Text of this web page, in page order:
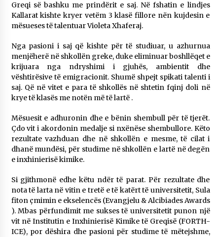
Greqi së bashku me prindërit e saj. Në fshatin e lindjes
Kallarat kishte kryer vetëm 3 klasë fillore nën kujdesin e
mësueses të talentuar Violeta Xhaferaj.
Nga pasioni i saj që kishte për të studiuar,​ u azhurnua
menjëherë në shkollën greke, duke eliminuar boshllëqet e
krijuara nga ndryshimi i gjuhës, ambientit dhe
vështirësive të emigracionit. Shumë shpejt spikati talenti i
saj. Që në vitet e para të shkollës në shtetin fqinj doli në
krye të klasës me notën më të lartë .
Mësuesit e adhuronin dhe e bënin shembull për të tjerët.
Çdo vit i akordonin medalje si nxënëse shembullore.​ Këto
rezultate vazhduan dhe në shkollën e mesme,​ të cilat i
dhanë mundësi, për studime në shkollën e lartë në degën
e inxhinierisë kimike.​
Si gjithmonë edhe këtu ndër të parat. Për rezultate dhe
nota të larta në vitin e tretë e të katërt të universitetit, Sula
fiton çmimin e ekselencës (Evangjelu & Alcibiades Awards
). Mbas përfundimit me sukses të universitetit punon një
vit në Institutin e Inxhinierisë Kimike të Greqisë (FORTH-
ICE), por dëshira dhe pasioni për studime të mëtejshme,